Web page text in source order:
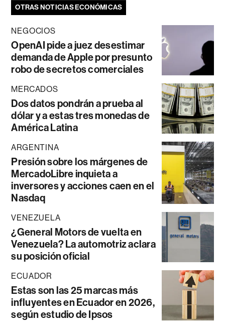
OTRAS NOTICIAS ECONÓMICAS
NEGOCIOS
OpenAI pide a juez desestimar
demanda de Apple por presunto
robo de secretos comerciales
MERCADOS
Dos datos pondrán a prueba al
dólar y a estas tres monedas de
América Latina
ARGENTINA
Presión sobre los márgenes de
MercadoLibre inquieta a
inversores y acciones caen en el
Nasdaq
VENEZUELA
¿General Motors de vuelta en
Venezuela? La automotriz aclara
su posición oficial
ECUADOR
Estas son las 25 marcas más
influyentes en Ecuador en 2026,
según estudio de Ipsos